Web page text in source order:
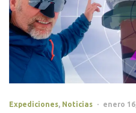
Categories
Expediciones, Noticias enero